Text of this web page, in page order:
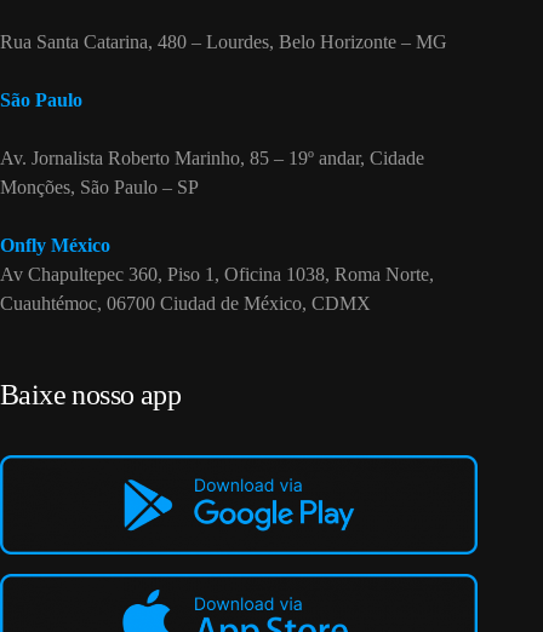
Rua Santa Catarina, 480 – Lourdes, Belo Horizonte – MG
São Paulo
Av. Jornalista Roberto Marinho, 85 – 19º andar, Cidade
Monções, São Paulo – SP
Onfly México
Av Chapultepec 360, Piso 1, Oficina 1038, Roma Norte,
Cuauhtémoc, 06700 Ciudad de México, CDMX
Baixe nosso app